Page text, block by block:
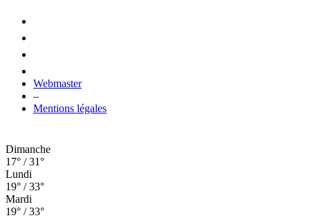
Webmaster
–
Mentions légales
Dimanche
17° / 31°
Lundi
19° / 33°
Mardi
19° / 33°